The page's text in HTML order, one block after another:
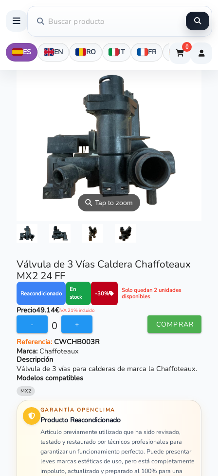
ES EN RO IT FR DE
0
⚲Tap to zoom
Válvula de 3 Vías Caldera Chaffoteaux
MX2 24 FF
Reacondicionado
En
stock
-30%
Solo quedan 2 unidades
disponibles
Precio49.14€IVA 21% incluido
- 0 + COMPRAR
Referencia:CWCHB003R
Marca: Chaffoteaux
Descripción
Válvula de 3 vías para calderas de marca la Chaffoteaux.
Modelos compatibles
MX2
GARANTÍA OPENCLIMA
Producto Reacondicionado
Artículo previamente utilizado que ha sido revisado,
testado y restaurado por técnicos profesionales para
garantizar un funcionamiento perfecto. Puede presentar
leves marcas estéticas de uso, pero está completamente
impoluto, actualizado y preparado al 100% para una